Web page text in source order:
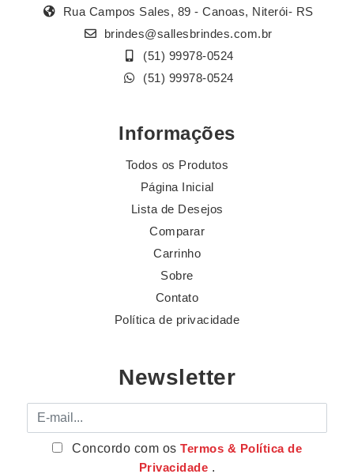
Rua Campos Sales, 89 - Canoas, Niterói- RS
brindes@sallesbrindes.com.br
(51) 99978-0524
(51) 99978-0524
Informações
Todos os Produtos
Página Inicial
Lista de Desejos
Comparar
Carrinho
Sobre
Contato
Política de privacidade
Newsletter
E-mail
Concordo com osTermos & Política de
Privacidade .